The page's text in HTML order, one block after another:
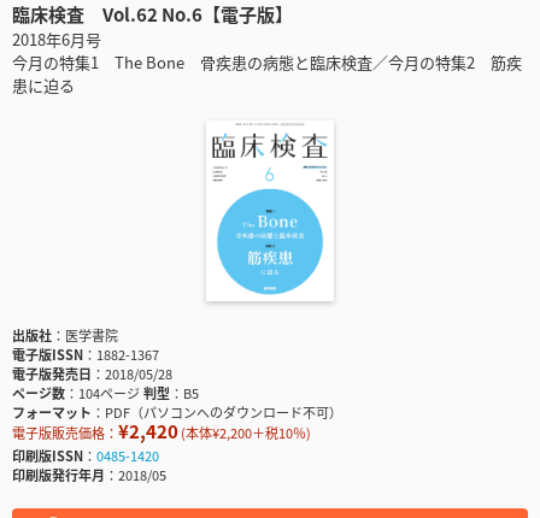
臨床検査 Vol.62 No.6【電子版】
2018年6月号
今月の特集1 The Bone 骨疾患の病態と臨床検査／今月の特集2 筋疾
患に迫る
出版社
医学書院
電子版ISSN
1882-1367
電子版発売日
2018/05/28
ページ数
104ページ判型
B5
フォーマット
PDF（パソコンへのダウンロード不可）
電子版販売価格： ¥2,420(本体¥2,200＋税10％)
印刷版ISSN
0485-1420
印刷版発行年月
2018/05